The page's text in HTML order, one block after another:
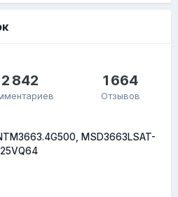
2 842 1 664
Отзывов
MSD3663LSAT-